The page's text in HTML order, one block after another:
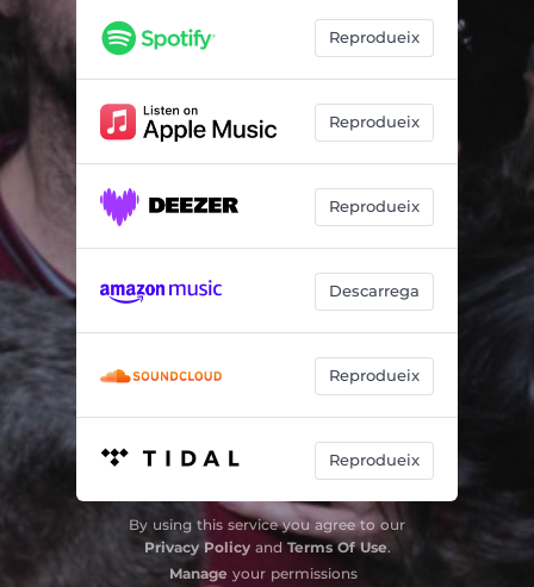
Reprodueix
Reprodueix
Reprodueix
Descarrega
Reprodueix
Reprodueix
By using this service you agree to our
Privacy PolicyandTerms Of Use.
Manage your permissions